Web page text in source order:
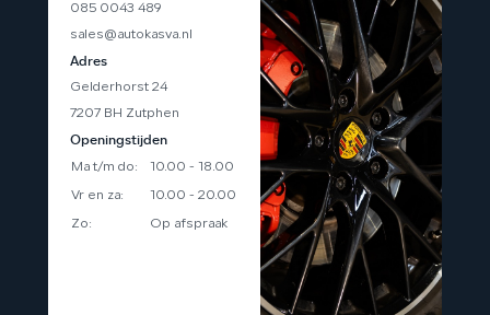
085 0043 489
sales@autokasva.nl
Adres
Gelderhorst 24
7207 BH Zutphen
Openingstijden
Ma t/m do: 10.00 - 18.00
Vr en za: 10.00 - 20.00
Zo: Op afspraak